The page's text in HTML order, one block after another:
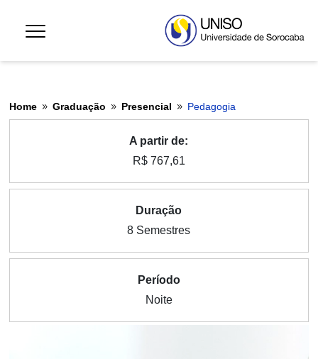
Home 9 Graduação 9 Presencial 9 Pedagogia
A partir de:
R$ 767,61
Duração
8 Semestres
Período
Noite